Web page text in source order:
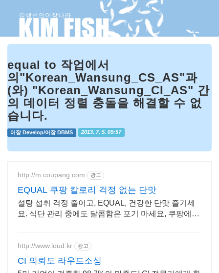
equal to 작업에서
의"Korean_Wansung_CS_AS"과
(와) "Korean_Wansung_CI_AS" 간
의 데이터 정렬 충돌을 해결할 수 없
습니다.
어장 Develop/어장 DBMS 2013. 7. 5. 09:57
http://m.coupang.com 광고
EQUAL 쿠팡 칼로리 걱정 없는 단맛
설탕 섭취 걱정 줄이고, EQUAL, 건강한 단맛 즐기세
요. 식단 관리 중에도 달콤함은 포기 마세요, 쿠팡에서
http://www.loud.kr 광고
CI 의뢰도 라우드소싱